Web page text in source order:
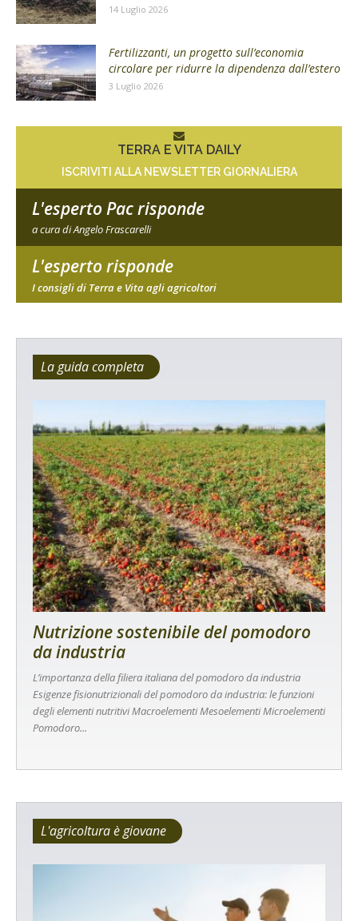
14 Luglio 2026
Fertilizzanti, un progetto sull’economia
circolare per ridurre la dipendenza dall’estero
3 Luglio 2026
TERRA E VITA DAILY
ISCRIVITI ALLA NEWSLETTER GIORNALIERA
L'esperto Pac risponde
a cura di Angelo Frascarelli
L'esperto risponde
I consigli di Terra e Vita agli agricoltori
La guida completa
Nutrizione sostenibile del pomodoro
da industria
L’importanza della filiera italiana del pomodoro da industria
Esigenze fisionutrizionali del pomodoro da industria: le funzioni
degli elementi nutritivi Macroelementi Mesoelementi Microelementi
Pomodoro...
L'agricoltura è giovane